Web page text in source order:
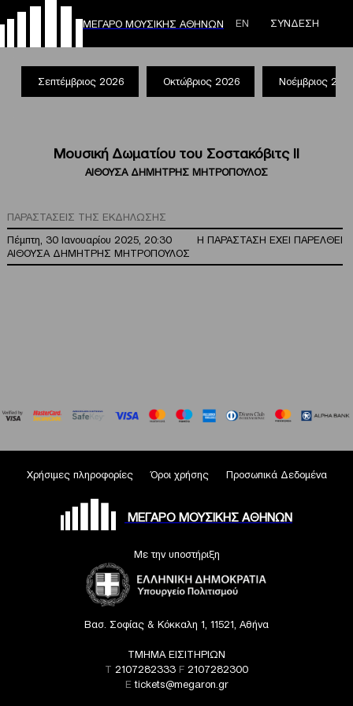
ΜΕΓΑΡΟ ΜΟΥΣΙΚΗΣ ΑΘΗΝΩΝ ΕΝ ΣΥΝΔΕΣΗ
Σεπτέμβριος 2026 Οκτώβριος 2026 Νοέμβριος
Μουσική Δωματίου του Σοστακόβιτς ΙΙ
ΑΙΘΟΥΣΑ ΔΗΜΗΤΡΗΣ ΜΗΤΡΟΠΟΥΛΟΣ
ΠΑΡΑΣΤΑΣΕΙΣ ΤΗΣ ΕΚΔΗΛΩΣΗΣ
Πέμπτη, 30 Ιανουαρίου 2025, 20:30
Η ΠΑΡΑΣΤΑΣΗ ΕΧΕΙ ΠΑΡΕΛΘΕΙ
ΑΙΘΟΥΣΑ ΔΗΜΗΤΡΗΣ ΜΗΤΡΟΠΟΥΛΟΣ
Χρήσιμες πληροφορίες Όροι χρήσης Προσωπικά Δεδομένα
ΜΕΓΑΡΟ ΜΟΥΣΙΚΗΣ ΑΘΗΝΩΝ
Με την υποστήριξη
Βασ. Σοφίας & Κόκκαλη 1, 11521, Αθήνα
ΤΜΗΜΑ ΕΙΣΙΤΗΡΙΩΝ
T 2107282333 F 2107282300
Etickets@megaron.gr